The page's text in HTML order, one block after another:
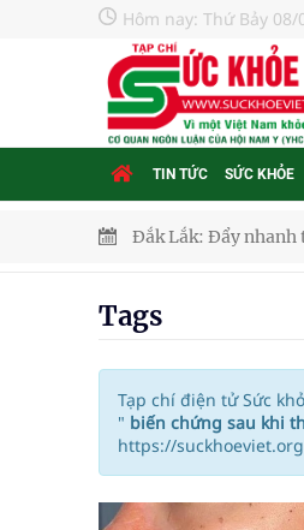
Hôm nay: Thứ Bảy 08/
TIN TỨC SỨC KHỎE
Đắk Lắk: Đẩy nhanh
Nhiều lợi thế để
Vương Thành Công:
Chấn chỉnh hoạt
Tags
Tạp chí điện tử Sức
" biến chứng sau khi
https://